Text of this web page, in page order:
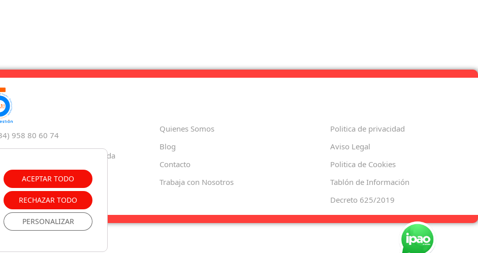
958 80 60 74
Santa Paula, 35 18001 – Granada
Quienes Somos
Blog
Contacto
Trabaja con Nosotros
Politica de privacidad
Aviso Legal
Politica de Cookies
Tablón de Información
Decreto 625/2019
ACEPTAR TODO
RECHAZAR TODO
PERSONALIZAR